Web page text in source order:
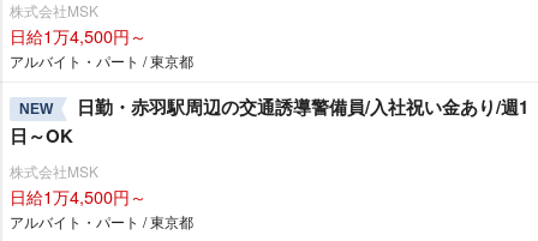
株式会社MSK
日給1万4,500円～
アルバイト・パート / 東京都
NEW
日勤・赤羽駅周辺の交通誘導警備員/入社祝い金あり/週1
日～OK
株式会社MSK
日給1万4,500円～
アルバイト・パート / 東京都